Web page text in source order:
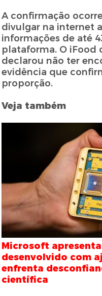
A confirmação
divulgar na internet
informações de até
plataforma. O iFood
declarou não ter
evidência que
proporção.
Veja também
Microsoft
desenvolvido com
enfrenta
científica